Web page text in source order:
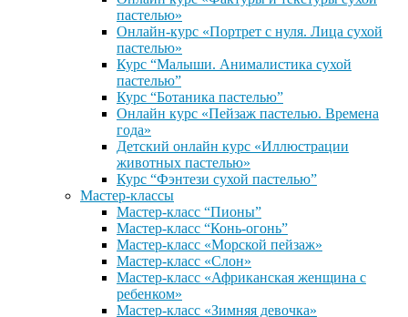
пастелью»
Онлайн-курс «Портрет с нуля. Лица сухой
пастелью»
Курс “Малыши. Анималистика сухой
пастелью”
Курс “Ботаника пастелью”
Онлайн курс «Пейзаж пастелью. Времена
года»
Детский онлайн курс «Иллюстрации
животных пастелью»
Курс “Фэнтези сухой пастелью”
Мастер-классы
Мастер-класс “Пионы”
Мастер-класс “Конь-огонь”
Мастер-класс «Морской пейзаж»
Мастер-класс «Слон»
Мастер-класс «Африканская женщина с
ребенком»
Мастер-класс «Зимняя девочка»